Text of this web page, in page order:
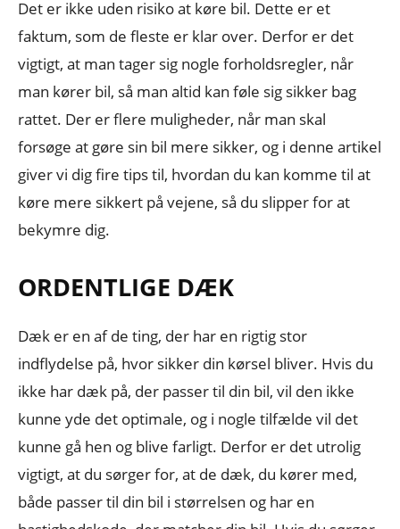
Det er ikke uden risiko at køre bil. Dette er et
faktum, som de fleste er klar over. Derfor er det
vigtigt, at man tager sig nogle forholdsregler, når
man kører bil, så man altid kan føle sig sikker bag
rattet. Der er flere muligheder, når man skal
forsøge at gøre sin bil mere sikker, og i denne artikel
giver vi dig fire tips til, hvordan du kan komme til at
køre mere sikkert på vejene, så du slipper for at
bekymre dig.
ORDENTLIGE DÆK
Dæk er en af de ting, der har en rigtig stor
indflydelse på, hvor sikker din kørsel bliver. Hvis du
ikke har dæk på, der passer til din bil, vil den ikke
kunne yde det optimale, og i nogle tilfælde vil det
kunne gå hen og blive farligt. Derfor er det utrolig
vigtigt, at du sørger for, at de dæk, du kører med,
både passer til din bil i størrelsen og har en